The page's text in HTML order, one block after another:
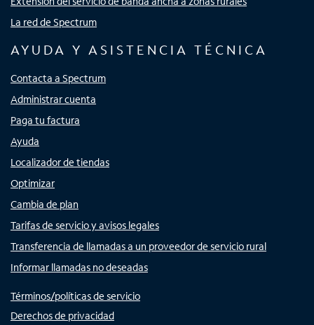
La red de Spectrum
AYUDA Y ASISTENCIA TÉCNICA
Contacta a Spectrum
Administrar cuenta
Paga tu factura
Ayuda
Localizador de tiendas
Optimizar
Cambia de plan
Tarifas de servicio y avisos legales
Transferencia de llamadas a un proveedor de servicio rural
Informar llamadas no deseadas
Términos/políticas de servicio
Derechos de privacidad